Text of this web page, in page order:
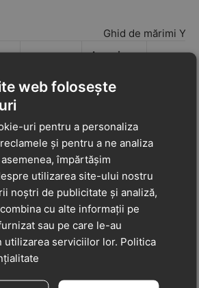
Ghid de mărimi
(A)
Lungime
salopetă
80 67
86 73
92 80
98
web folosește
uri pentru a personaliza
și pentru a ne analiza
împărtășim
utilizarea site-ului nostru
noștri de publicitate și analiză,
cu alte informații pe
sau pe care le-au
utilizarea serviciilor lor. Politica